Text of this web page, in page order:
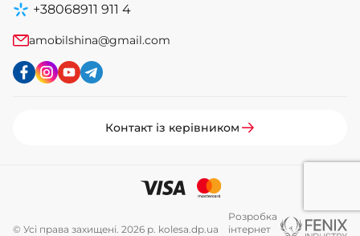
+38068911 911 4
amobilshina@gmail.com
Контакт із керівником
© Усі права захищені. 2026 р. kolesa.dp.ua
Розробка
інтернет